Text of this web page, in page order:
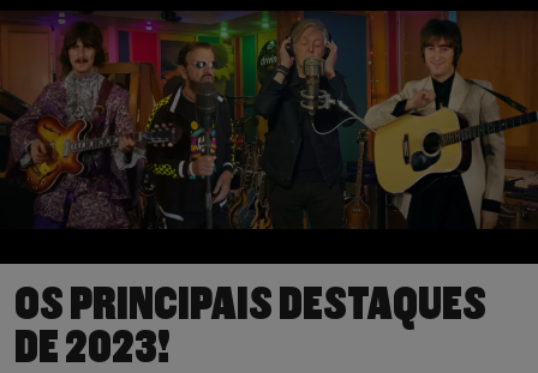
OS PRINCIPAIS DESTAQUES
DE 2023!